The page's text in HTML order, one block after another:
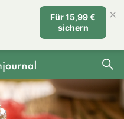
Für 15,99 €
sichern
×